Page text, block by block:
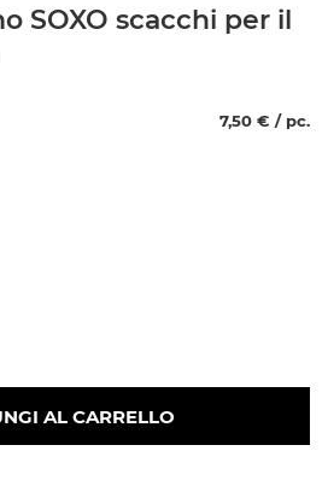
SOXO scacchi per il
7,50 € / pc.
AL CARRELLO